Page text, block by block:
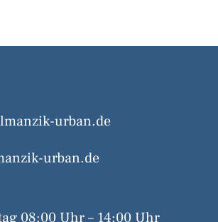
urban.de
urban.de
08:00 Uhr – 14:00 Uhr